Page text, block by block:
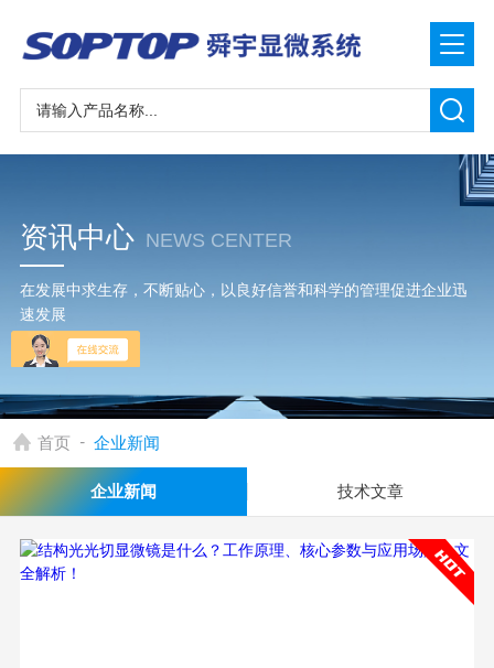
资讯中心 NEWS CENTER
在发展中求生存，不断贴心，以良好信誉和科学的管理促进企业迅
速发展
首页 - 企业新闻
企业新闻 技术文章